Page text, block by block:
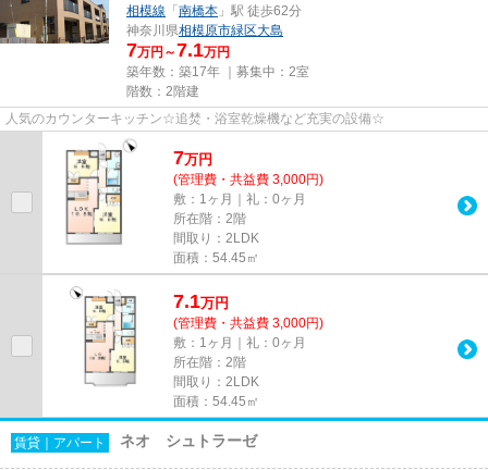
相模線 「南橋本 」駅 徒歩62分
神奈川県相模原市緑区大島
7万円～7.1万円
築年数：築17年 ｜募集中： 2室
階数：2階建
人気のカウンターキッチン☆追焚・浴室乾燥機など充実の設備☆
7万円
(管理費・共益費 3,000円)
敷：1ヶ月｜礼：0ヶ月
所在階：2階
間取り：2LDK
面積：54.45㎡
7.1万円
(管理費・共益費 3,000円)
敷：1ヶ月｜礼：0ヶ月
所在階：2階
間取り：2LDK
面積：54.45㎡
賃貸｜アパート ネオ シュトラーゼ